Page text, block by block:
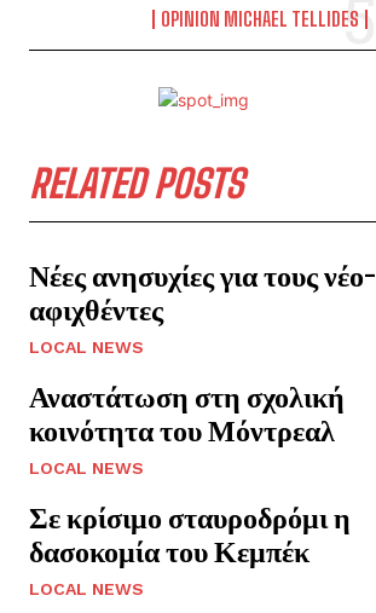
OPINION MICHAEL TELLIDES
RELATED POSTS
Νέες ανησυχίες για τους νέο-
αφιχθέντες
LOCAL NEWS
Αναστάτωση στη σχολική
κοινότητα του Μόντρεαλ
LOCAL NEWS
Σε κρίσιμο σταυροδρόμι η
δασοκομία του Κεμπέκ
LOCAL NEWS